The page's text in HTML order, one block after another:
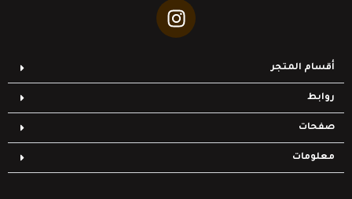
أقسام المتجر
روابط
صفحات
معلومات